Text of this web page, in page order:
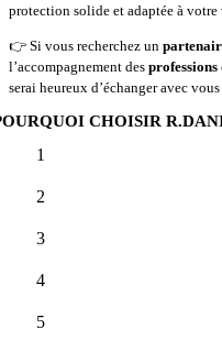
protection solide et adaptée à
👉 Si vous recherchez un
l’accompagnement des professions
serai heureux d’échanger avec
CHOISIR
1
2
3
4
5